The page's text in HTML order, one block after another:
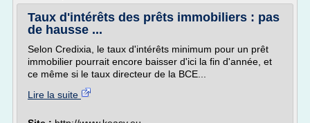
Taux d'intérêts des prêts immobiliers : pas
de hausse ...
Selon Credixia, le taux d'intérêts minimum pour un prêt
immobilier pourrait encore baisser d'ici la fin d'année, et
ce même si le taux directeur de la BCE...
Lire la suite